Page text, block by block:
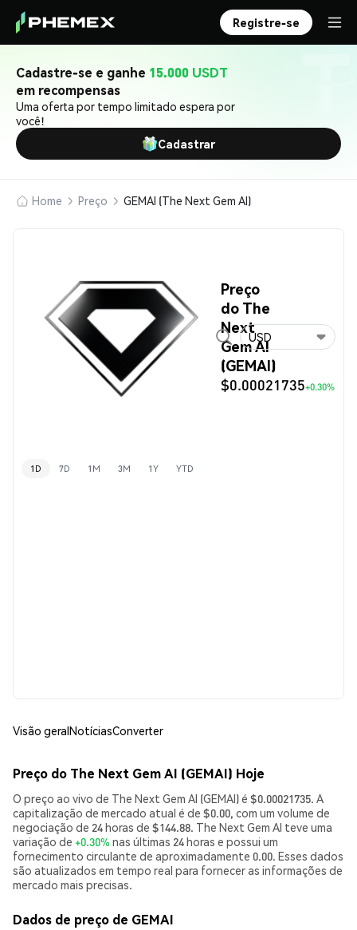
Registre-se
Cadastre-se e ganhe 15.000 USDT
em recompensas
Uma oferta por tempo limitado espera por
você!
Cadastrar
Home Preço GEMAI (The Next Gem AI)
Preço
do The
Next
Gem AI
(GEMAI)
$0.00021735+0.30%
USD
1D 7D 1M 3M 1Y YTD
Visão geralNotíciasConverter
Preço do The Next Gem AI (GEMAI) Hoje
O preço ao vivo de The Next Gem AI (GEMAI) é $0.00021735. A
capitalização de mercado atual é de $0.00, com um volume de
negociação de 24 horas de $144.88. The Next Gem AI teve uma
variação de +0.30% nas últimas 24 horas e possui um
fornecimento circulante de aproximadamente 0.00. Esses dados
são atualizados em tempo real para fornecer as informações de
mercado mais precisas.
Dados de preço de GEMAI